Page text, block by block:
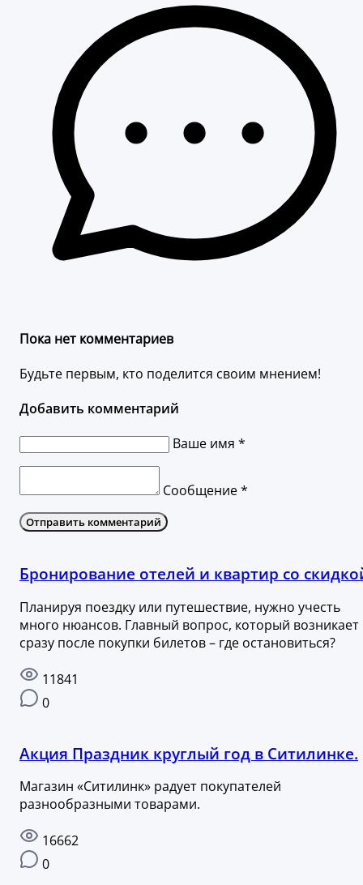
Пока нет комментариев
Будьте первым, кто поделится своим мнением!
Добавить комментарий
Ваше имя *
Сообщение *
Отправить комментарий
Бронирование отелей и квартир со
Планируя поездку или путешествие, нужно учесть
много нюансов. Главный вопрос, который возникает
сразу после покупки билетов – где остановиться?
11841
0
Акция Праздник круглый год в Ситилинке.
Магазин «Ситилинк» радует покупателей
разнообразными товарами.
16662
0